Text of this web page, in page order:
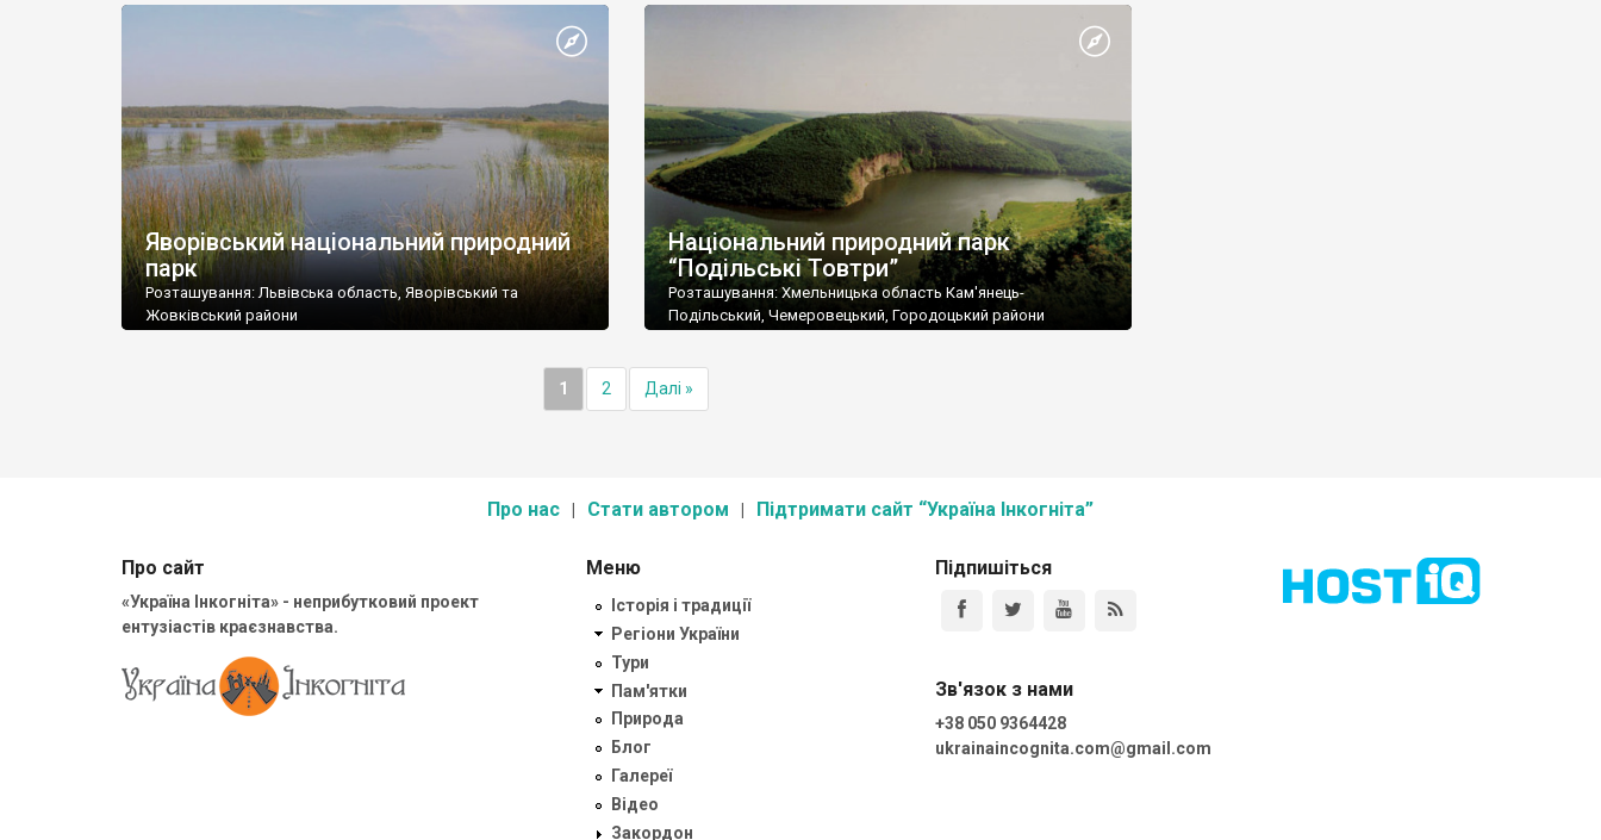
Поштова адреса: 82600, Львівська обл., Сколівський р-н, м.
E-mail: beskydy2005@ukr.net
Яворівський національний природний
парк
Розташування: Львівська область, Яворівський та
Жовківський райони
Поштова адреса: 81070, Львівська обл., Яворівський р-н,
Національний природний парк
“Подільські Товтри”
Розташування: Хмельницька область Кам'янець-
Подільський, Чемеровецький, Городоцький райони
природного середовища України
Поштова адреса: 32301, Хмельницька область, м.
1 2 Далі »
Про нас Стати автором Підтримати сайт “Україна Інкогніта”
Про сайт
«Україна Інкогніта» - неприбутковий проект
ентузіастів краєзнавства.
Меню
Історія і традиції
Регіони України
Тури
Пам'ятки
Природа
Блог
Галереї
Відео
Закордон
Підпишіться
Зв'язок з нами
+38 050 9364428
ukrainaincognita.com@gmail.com